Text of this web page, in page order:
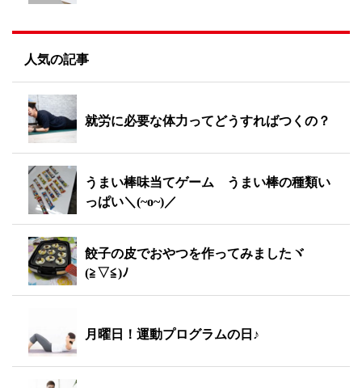
人気の記事
就労に必要な体力ってどうすればつくの？
うまい棒味当てゲーム うまい棒の種類い
っぱい＼(~o~)／
餃子の皮でおやつを作ってみましたヾ
(≧▽≦)ﾉ
月曜日！運動プログラムの日♪